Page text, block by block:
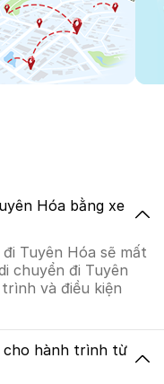
Hóa bằng xe
Tuyên Hóa sẽ mất
chuyển đi Tuyên
và điều kiện
cho hành trình từ